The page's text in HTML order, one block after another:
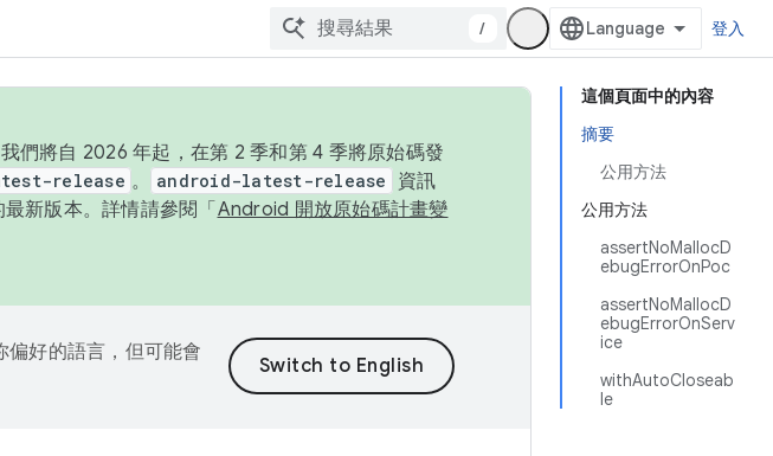
/ 登入
這個頁面中的內容
摘要
公用方法
公用方法
assertNoMallocD
ebugErrorOnPoc
assertNoMallocD
ebugErrorOnServ
ice
withAutoCloseab
le
們將自 2026 年起，在第 2 季和第 4 季將原始碼發
release 。 android-latest-release
資訊
新版本。詳情請參閱「 Android 開放原始碼計畫變
好的語言，但可能會